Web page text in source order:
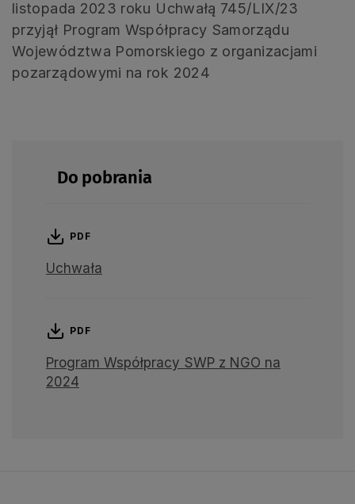
listopada 2023 roku Uchwałą 745/LIX/23
przyjął Program Współpracy Samorządu
Województwa Pomorskiego z organizacjami
pozarządowymi na rok 2024
Do pobrania
PDF
Uchwała
PDF
Program Współpracy SWP z NGO na
2024